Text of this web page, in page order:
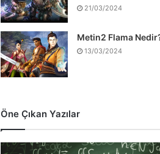
21/03/2024
Metin2 Flama
13/03/2024
Öne Çıkan Yazılar
C